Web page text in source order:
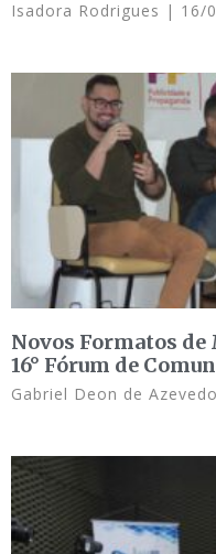
Isadora Rodrigues 16/
Novos Formatos
16° Fórum de
Gabriel Deon de Azevedo